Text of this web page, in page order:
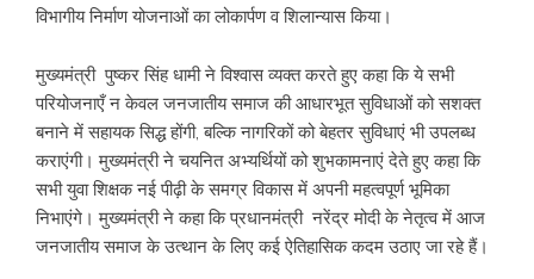
विभागीय निर्माण योजनाओं का लोकार्पण व शिलान्यास किया।
मुख्यमंत्री पुष्कर सिंह धामी ने विश्वास व्यक्त करते हुए कहा कि ये सभी
परियोजनाएँ न केवल जनजातीय समाज की आधारभूत सुविधाओं को सशक्त
बनाने में सहायक सिद्ध होंगी, बल्कि नागरिकों को बेहतर सुविधाएं भी उपलब्ध
कराएंगी। मुख्यमंत्री ने चयनित अभ्यर्थियों को शुभकामनाएं देते हुए कहा कि
सभी युवा शिक्षक नई पीढ़ी के समग्र विकास में अपनी महत्वपूर्ण भूमिका
निभाएंगे। मुख्यमंत्री ने कहा कि प्रधानमंत्री नरेंद्र मोदी के नेतृत्व में आज
जनजातीय समाज के उत्थान के लिए कई ऐतिहासिक कदम उठाए जा रहे हैं।